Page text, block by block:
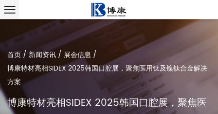
首页 / 新闻资讯 / 展会信息 /
博康特材亮相SIDEX 2025韩国口腔展，聚焦医用钛及镍钛合金解决
方案
博康特材亮相SIDEX 2025韩国口腔展，聚焦医